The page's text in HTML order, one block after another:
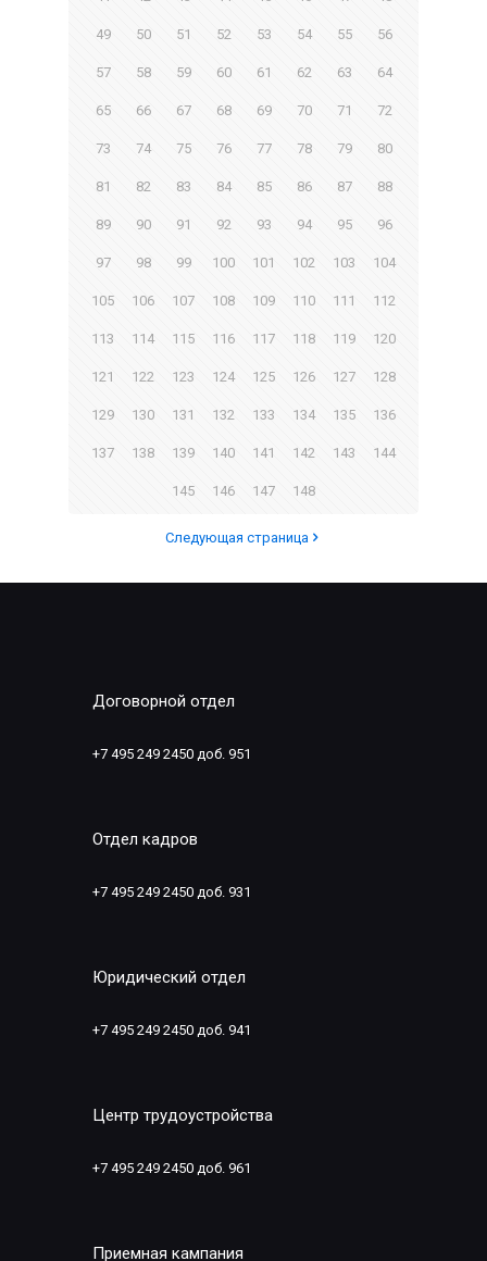
49 50 51 52 53 54 55 56
57 58 59 60 61 62 63 64
65 66 67 68 69 70 71 72
73 74 75 76 77 78 79 80
81 82 83 84 85 86 87 88
89 90 91 92 93 94 95 96
97 98 99 100 101 102 103 104
105 106 107 108 109 110 111 112
113 114 115 116 117 118 119 120
121 122 123 124 125 126 127 128
129 130 131 132 133 134 135 136
137 138 139 140 141 142 143 144
145 146 147 148
Следующая страница
Договорной отдел
+7 495 249 2450 доб. 951
Отдел кадров
+7 495 249 2450 доб. 931
Юридический отдел
+7 495 249 2450 доб. 941
Центр трудоустройства
+7 495 249 2450 доб. 961
Приемная кампания